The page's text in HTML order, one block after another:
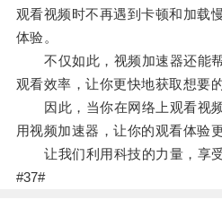
观看视频时不再遇到卡顿和加载
体验。
不仅如此，视频加速器还能帮
观看效率，让你更快地获取想要的
因此，当你在网络上观看视频
用视频加速器，让你的观看体验
让我们利用科技的力量，享受
#37#